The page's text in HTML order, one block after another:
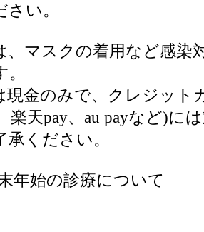
い。
、マスクの着用など感染
現金のみで、クレジット
楽天pay、au payなど)に
ください。
年始の診療について